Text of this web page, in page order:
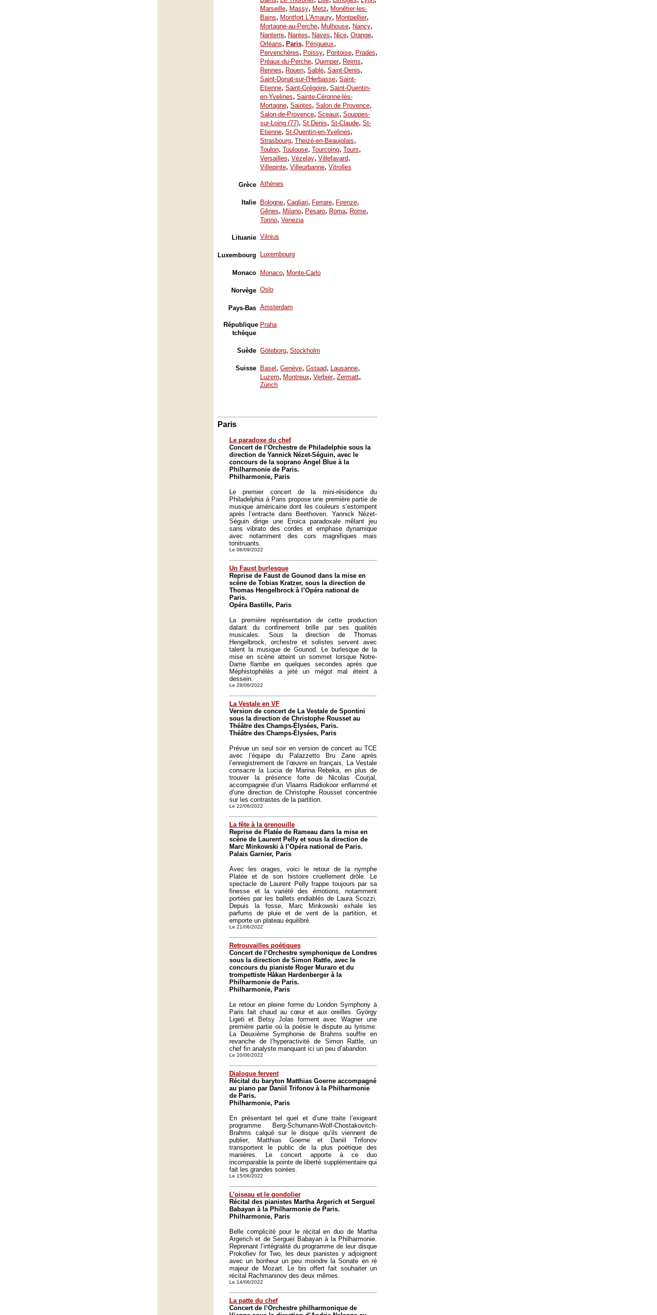
Marseille, Massy, Metz, Monêtier-les-
Bains, Montfort L'Amaury, Montpellier,
Mortagne-au-Perche, Mulhouse, Nancy,
Nanterre, Nantes, Naves, Nice, Orange,
Orléans, Paris, Périgueux,
Pervenchères, Poissy, Pontoise, Prades,
Préaux-du-Perche, Quimper, Reims,
Rennes, Rouen, Sablé, Saint-Denis,
Saint-Donat-sur-l'Herbasse, Saint-
Etienne, Saint-Grégoire, Saint-Quentin-
en-Yvelines, Sainte-Céronne-lès-
Mortagne, Saintes, Salon de Provence,
Salon-de-Provence, Sceaux, Souppes-
sur-Loing (77), St Denis, St-Claude, St-
Etienne, St-Quentin-en-Yvelines,
Strasbourg, Theizé-en-Beaujolais,
Toulon, Toulouse, Tourcoing, Tours,
Versailles, Vézelay, Villefavard,
Villepinte, Villeurbanne, Vitrolles
Grèce Athènes
Italie Bologne, Cagliari, Ferrare, Firenze,
Gênes, Milano, Pesaro, Roma, Rome,
Torino, Venezia
Lituanie Vilnius
Luxembourg Luxembourg
Monaco Monaco, Monte-Carlo
Norvège Oslo
Pays-Bas Amsterdam
République
tchèque
Praha
Suède Göteborg, Stockholm
Suisse Basel , Genève, Gstaad, Lausanne,
Luzern, Montreux, Verbier, Zermatt,
Zürich
Paris
Le paradoxe du chef
Concert de l’Orchestre de Philadelphie sous la
direction de Yannick Nézet-Séguin, avec le
concours de la soprano Angel Blue à la
Philharmonie de Paris.
Philharmonie, Paris
Le premier concert de la mini-résidence du
Philadelphia à Paris propose une première partie de
musique américaine dont les couleurs s’estompent
après l’entracte dans Beethoven. Yannick Nézet-
Séguin dirige une Eroica paradoxale mêlant jeu
sans vibrato des cordes et emphase dynamique
avec notamment des cors magnifiques mais
tonitruants.
Le 06/09/2022
Un Faust burlesque
Reprise de Faust de Gounod dans la mise en
scène de Tobias Kratzer, sous la direction de
Thomas Hengelbrock à l’Opéra national de
Paris.
Opéra Bastille, Paris
La première représentation de cette production
datant du confinement brille par ses qualités
musicales. Sous la direction de Thomas
Hengelbrock, orchestre et solistes servent avec
talent la musique de Gounod. Le burlesque de la
mise en scène atteint un sommet lorsque Notre-
Dame flambe en quelques secondes après que
Méphistophélès a jeté un mégot mal éteint à
dessein.
Le 28/06/2022
La Vestale en VF
Version de concert de La Vestale de Spontini
sous la direction de Christophe Rousset au
Théâtre des Champs-Élysées, Paris.
Théâtre des Champs-Élysées, Paris
Prévue un seul soir en version de concert au TCE
avec l’équipe du Palazzetto Bru Zane après
l’enregistrement de l’œuvre en français, La Vestale
consacre la Lucia de Marina Rebeka, en plus de
trouver la présence forte de Nicolas Courjal,
accompagnée d’un Vlaams Radiokoor enflammé et
d’une direction de Christophe Rousset concentrée
sur les contrastes de la partition.
Le 22/06/2022
La fête à la grenouille
Reprise de Platée de Rameau dans la mise en
scène de Laurent Pelly et sous la direction de
Marc Minkowski à l’Opéra national de Paris.
Palais Garnier, Paris
Avec les orages, voici le retour de la nymphe
Platée et de son histoire cruellement drôle. Le
spectacle de Laurent Pelly frappe toujours par sa
finesse et la variété des émotions, notamment
portées par les ballets endiablés de Laura Scozzi.
Depuis la fosse, Marc Minkowski exhale les
parfums de pluie et de vent de la partition, et
emporte un plateau équilibré.
Le 21/06/2022
Retrouvailles poétiques
Concert de l’Orchestre symphonique de Londres
sous la direction de Simon Rattle, avec le
concours du pianiste Roger Muraro et du
trompettiste Håkan Hardenberger à la
Philharmonie de Paris.
Philharmonie, Paris
Le retour en pleine forme du London Symphony à
Paris fait chaud au cœur et aux oreilles. György
Ligeti et Betsy Jolas forment avec Wagner une
première partie où la poésie le dispute au lyrisme.
La Deuxième Symphonie de Brahms souffre en
revanche de l’hyperactivité de Simon Rattle, un
chef fin analyste manquant ici un peu d’abandon.
Le 20/06/2022
Dialogue fervent
Récital du baryton Matthias Goerne accompagné
au piano par Daniil Trifonov à la Philharmonie
de Paris.
Philharmonie, Paris
En présentant tel quel et d’une traite l’exigeant
programme Berg-Schumann-Wolf-Chostakovitch-
Brahms calqué sur le disque qu’ils viennent de
publier, Matthias Goerne et Daniil Trifonov
transportent le public de la plus poétique des
manières. Le concert apporte à ce duo
incomparable la pointe de liberté supplémentaire qui
fait les grandes soirées.
Le 15/06/2022
L’oiseau et le gondolier
Récital des pianistes Martha Argerich et Sergueï
Babayan à la Philharmonie de Paris.
Philharmonie, Paris
Belle complicité pour le récital en duo de Martha
Argerich et de Sergueï Babayan à la Philharmonie.
Reprenant l’intégralité du programme de leur disque
Prokofiev for Two, les deux pianistes y adjoignent
avec un bonheur un peu moindre la Sonate en ré
majeur de Mozart. Le bis offert fait souhaiter un
récital Rachmaninov des deux mêmes.
Le 14/06/2022
La patte du chef
Concert de l’Orchestre philharmonique de